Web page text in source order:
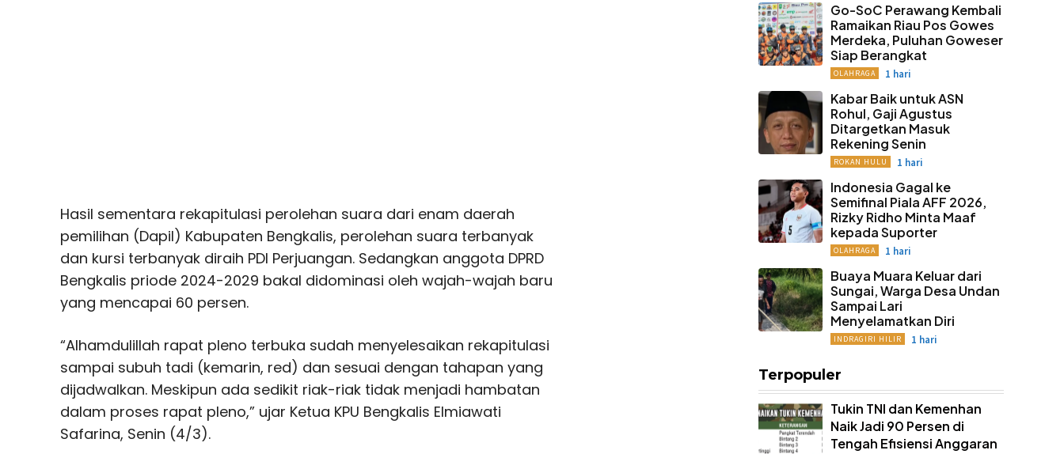
Hasil sementara rekapitulasi perolehan suara dari enam daerah
pemilihan (Dapil) Kabupaten Bengkalis, perolehan suara terbanyak
dan kursi terbanyak diraih PDI Perjuangan. Sedangkan anggota DPRD
Bengkalis priode 2024-2029 bakal didominasi oleh wajah-wajah baru
yang mencapai 60 persen.
“Alhamdulillah rapat pleno terbuka sudah menyelesaikan rekapitulasi
sampai subuh tadi (kemarin, red) dan sesuai dengan tahapan yang
dijadwalkan. Meskipun ada sedikit riak-riak tidak menjadi hambatan
dalam proses rapat pleno,” ujar Ketua KPU Bengkalis Elmiawati
Safarina, Senin (4/3).
Go-SoC Perawang Kembali
Ramaikan Riau Pos Gowes
Merdeka, Puluhan Goweser
Siap Berangkat
OLAHRAGA 1 hari
Kabar Baik untuk ASN
Rohul, Gaji Agustus
Ditargetkan Masuk
Rekening Senin
ROKAN HULU 1 hari
Indonesia Gagal ke
Semifinal Piala AFF 2026,
Rizky Ridho Minta Maaf
kepada Suporter
OLAHRAGA 1 hari
Buaya Muara Keluar dari
Sungai, Warga Desa Undan
Sampai Lari
Menyelamatkan Diri
INDRAGIRI HILIR 1 hari
Terpopuler
Tukin TNI dan Kemenhan
Naik Jadi 90 Persen di
Tengah Efisiensi Anggaran